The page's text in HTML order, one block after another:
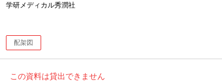
学研メディカル秀潤社
配架図
この資料は貸出できません